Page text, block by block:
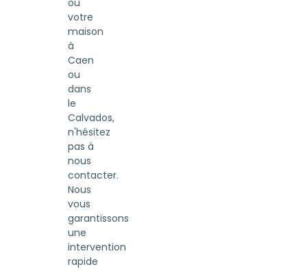
ou
votre
maison
à
Caen
ou
dans
le
Calvados,
n'hésitez
pas à
nous
contacter.
Nous
vous
garantissons
une
intervention
rapide